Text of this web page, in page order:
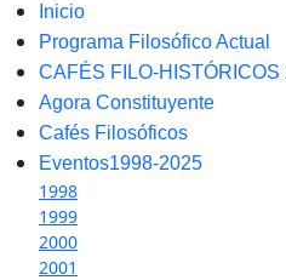
Inicio
Programa Filosófico Actual
CAFÉS FILO-HISTÓRICOS
Agora Constituyente
Cafés Filosóficos
Eventos1998-2025
1998
1999
2000
2001